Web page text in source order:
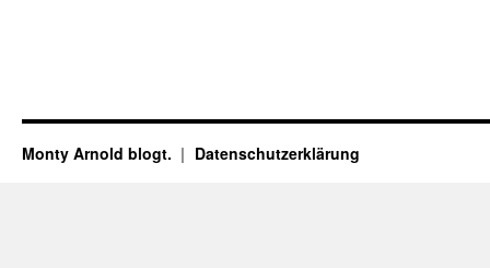
Monty Arnold blogt. Datenschutz­erklärung